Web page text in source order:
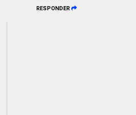
RESPONDER